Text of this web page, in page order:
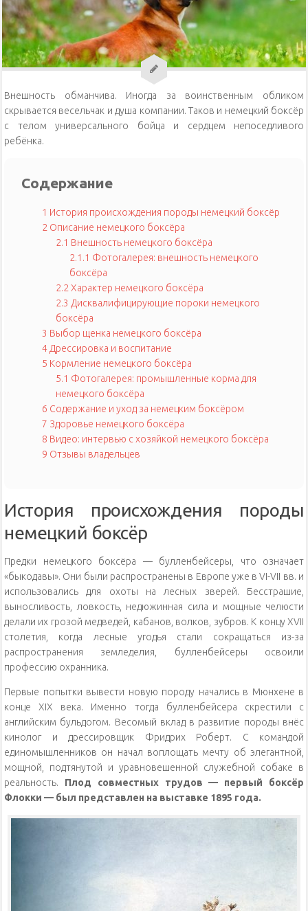
Уход за кошками
Уход за собаками
Физиология кошек
Внешность обманчива. Иногда за воинственным обликом
скрывается весельчак и душа компании. Таков и немецкий боксёр
с телом универсального бойца и сердцем непоседливого
ребёнка.
Содержание
1 История происхождения породы немецкий боксёр
2 Описание немецкого боксёра
2.1 Внешность немецкого боксёра
2.1.1 Фотогалерея: внешность немецкого
боксёра
2.2Характер немецкого боксёра
2.3 Дисквалифицирующие пороки немецкого
боксёра
3 Выбор щенка немецкого боксёра
4Дрессировка и воспитание
5 Кормление немецкого боксёра
5.1 Фотогалерея: промышленные корма для
немецкого боксёра
6 Содержание и уход за немецким боксёром
7 Здоровье немецкого боксёра
8 Видео: интервью с хозяйкой немецкого боксёра
9 Отзывы владельцев
История происхождения породы
немецкий боксёр
Предки немецкого боксёра — булленбейсеры, что означает
«быкодавы». Они были распространены в Европе уже в VI-VII вв. и
использовались для охоты на лесных зверей. Бесстрашие,
выносливость, ловкость, недюжинная сила и мощные челюсти
делали их грозой медведей, кабанов, волков, зубров. К концу XVII
столетия, когда лесные угодья стали сокращаться из-за
распространения земледелия, булленбейсеры освоили
профессию охранника.
Первые попытки вывести новую породу начались в Мюнхене в
конце XIX века. Именно тогда булленбейсера скрестили с
английским бульдогом. Весомый вклад в развитие породы внёс
кинолог и дрессировщик Фридрих Роберт. С командой
единомышленников он начал воплощать мечту об элегантной,
мощной, подтянутой и уравновешенной служебной собаке в
реальность. Плод совместных трудов — первый боксёр
Флокки — был представлен на выставке 1895 года.